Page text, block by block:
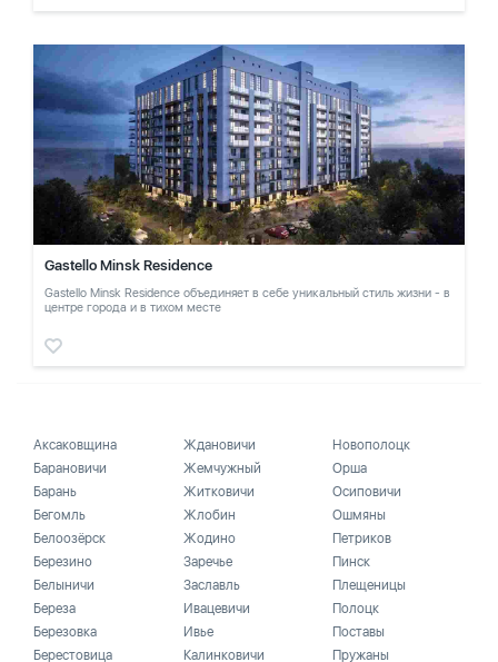
Gastello Minsk Residence
Gastello Minsk Residence объединяет в себе уникальный стиль жизни - в
центре города и в тихом месте
Аксаковщина
Барановичи
Барань
Бегомль
Белоозёрск
Березино
Белыничи
Береза
Березовка
Берестовица
Ждановичи
Жемчужный
Житковичи
Жлобин
Жодино
Заречье
Заславль
Ивацевичи
Ивье
Калинковичи
Новополоцк
Орша
Осиповичи
Ошмяны
Петриков
Пинск
Плещеницы
Полоцк
Поставы
Пружаны